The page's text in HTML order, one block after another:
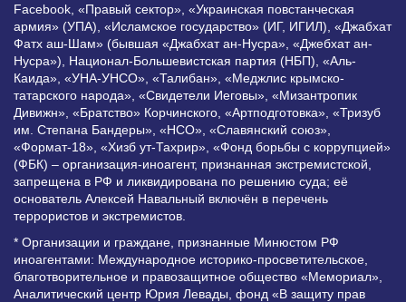
Facebook, «Правый сектор», «Украинская повстанческая
армия» (УПА), «Исламское государство» (ИГ, ИГИЛ), «Джабхат
Фатх аш-Шам» (бывшая «Джабхат ан-Нусра», «Джебхат ан-
Нусра»), Национал-Большевистская партия (НБП), «Аль-
Каида», «УНА-УНСО», «Талибан», «Меджлис крымско-
татарского народа», «Свидетели Иеговы», «Мизантропик
Дивижн», «Братство» Корчинского, «Артподготовка», «Тризуб
им. Степана Бандеры», «НСО», «Славянский союз»,
«Формат-18», «Хизб ут-Тахрир», «Фонд борьбы с коррупцией»
(ФБК) – организация-иноагент, признанная экстремистской,
запрещена в РФ и ликвидирована по решению суда; её
основатель Алексей Навальный включён в перечень
террористов и экстремистов.
* Организации и граждане, признанные Минюстом РФ
иноагентами: Международное историко-просветительское,
благотворительное и правозащитное общество «Мемориал»,
Аналитический центр Юрия Левады, фонд «В защиту прав